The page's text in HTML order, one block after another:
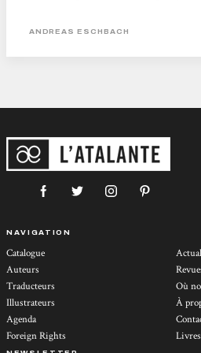
technologie. Jérôme Vincent Actu SF...
ANDREAS ESCHBACH
NAVIGATION
Catalogue
Auteurs
Traducteurs
Illustrateurs
Agenda
Foreign Rights
Où
À